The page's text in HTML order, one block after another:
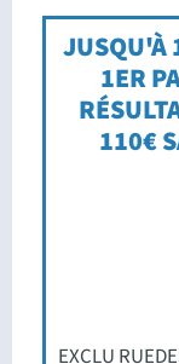
JUSQU'À
1ER
110€
EXCLU